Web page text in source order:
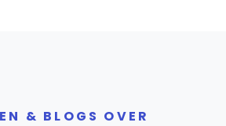
& BLOGS OVER